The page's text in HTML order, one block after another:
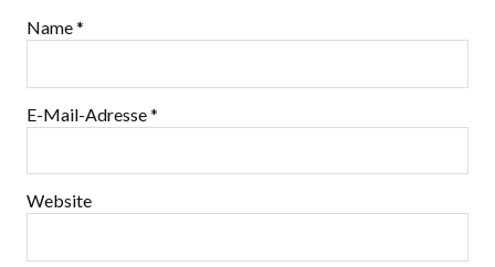
Name*
E-Mail-Adresse*
Website